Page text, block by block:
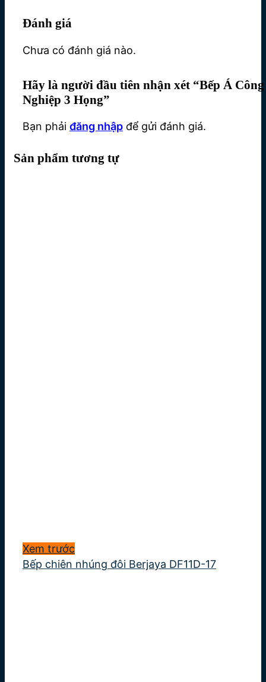
Đánh giá
Chưa có đánh giá nào.
Hãy là người đầu tiên nhận xét “Bếp Á Công
Nghiệp 3 Họng”
Bạn phải đăng nhập để gửi đánh giá.
Sản phẩm tương tự
Xem trước
Bếp chiên nhúng đôi Berjaya DF11D-17